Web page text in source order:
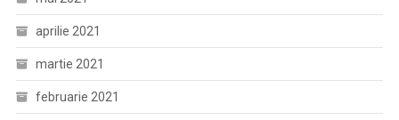
aprilie 2021
martie 2021
februarie 2021